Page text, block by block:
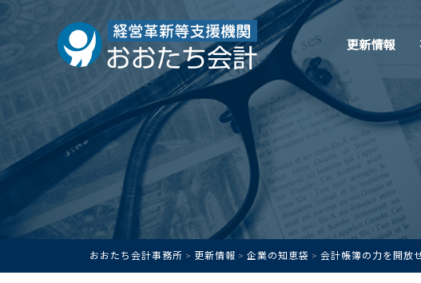
更新情報
おおたち会計事務所 > 更新情報 > 企業の知恵袋 > 会計帳簿の力を開放